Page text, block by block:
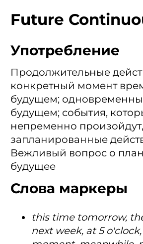
Future
Употребление
Продолжительные
конкретный момент
будущем;
будущем; события,
непременно произойдут,
запланированные
Вежливый вопрос о
будущее
Слова маркеры
this time tomorrow,
next week, at 5